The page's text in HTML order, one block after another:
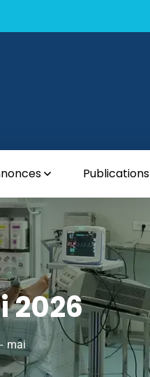
Publications
2026
mai